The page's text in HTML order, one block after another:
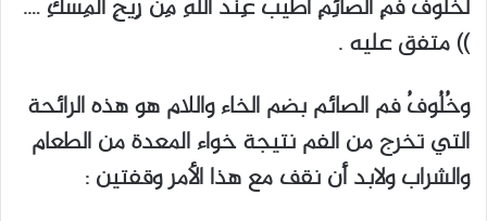
لَخُلُوفُ فَمِ الصَّائِمِ أَطْيَبُ عِنْدَ اللَّهِ مِنْ رِيحِ الْمِسْكِ ….
)) متفق عليه .
وخُلُوفُ فم الصائم بضم الخاء واللام هو هذه الرائحة
التي تخرج من الفم نتيجة خواء المعدة من الطعام
والشراب ولابد أن نقف مع هذا الأمر وقفتين :